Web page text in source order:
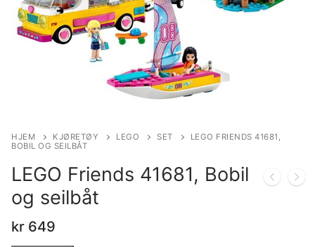
HJEM KJØRETØY LEGO SET
LEGO FRIENDS 41681,
BOBIL OG SEILBÅT
LEGO Friends 41681, Bobil
og seilbåt
kr 649